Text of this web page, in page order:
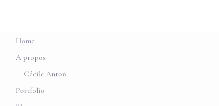
Home
A propos
Cécile Anton
Portfolio